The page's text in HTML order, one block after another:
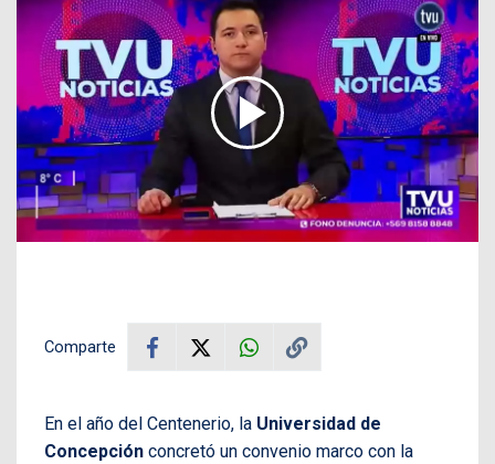
Comparte
En el año del Centenerio, la Universidad de
Concepción concretó un convenio marco con la